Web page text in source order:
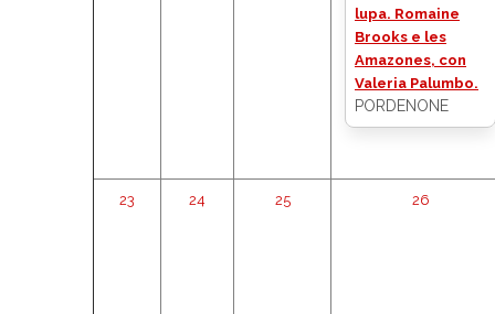
lupa. Romaine
Brooks e les
Amazones, con
Valeria Palumbo.
PORDENONE
23 24 25 26